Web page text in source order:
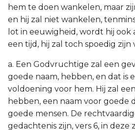
hem te doen wankelen, maar
en hij zal niet wankelen,
lot in eeuwigheid, wordt hij ook
een tijd, hij zal toch spoedig zijn
a. Een Godvruchtige zal een
goede naam, hebben, en dat is
voldoening voor hem. Hij zal
hebben, een naam voor goede
goede mensen. De
gedachtenis zijn, vers 6, in deze